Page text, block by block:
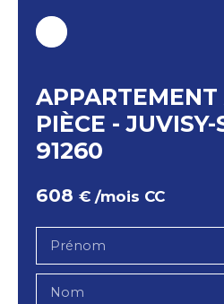
APPARTEMENT
PIÈCE - JUVISY-
91260
608 € /mois CC
Prénom
Nom